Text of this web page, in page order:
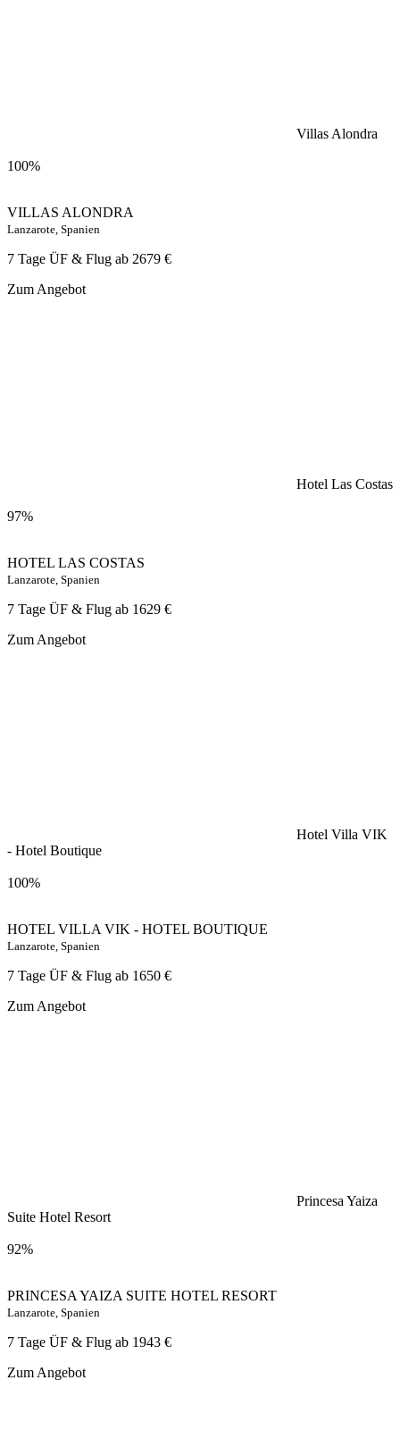
Villas Alondra
100%
VILLAS ALONDRA
Lanzarote, Spanien
7 Tage ÜF & Flug ab 2679 €
Zum Angebot
Hotel Las Costas
97%
HOTEL LAS COSTAS
Lanzarote, Spanien
7 Tage ÜF & Flug ab 1629 €
Zum Angebot
Hotel Villa VIK
- Hotel Boutique
100%
HOTEL VILLA VIK - HOTEL BOUTIQUE
Lanzarote, Spanien
7 Tage ÜF & Flug ab 1650 €
Zum Angebot
Princesa Yaiza
Suite Hotel Resort
92%
PRINCESA YAIZA SUITE HOTEL RESORT
Lanzarote, Spanien
7 Tage ÜF & Flug ab 1943 €
Zum Angebot